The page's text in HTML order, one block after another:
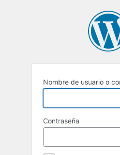
Nombre de usuario o
Contraseña